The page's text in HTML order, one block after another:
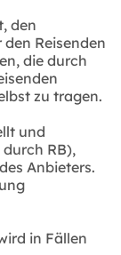
den
Reisenden
die durch
zu tragen.
und
RB),
Anbieters.
in Fällen